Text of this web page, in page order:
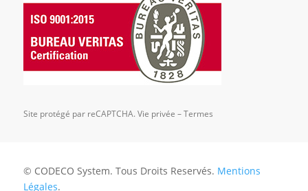
Site protégé par reCAPTCHA. Vie privée –Termes
© CODECO System. Tous Droits Reservés. Mentions
Légales.